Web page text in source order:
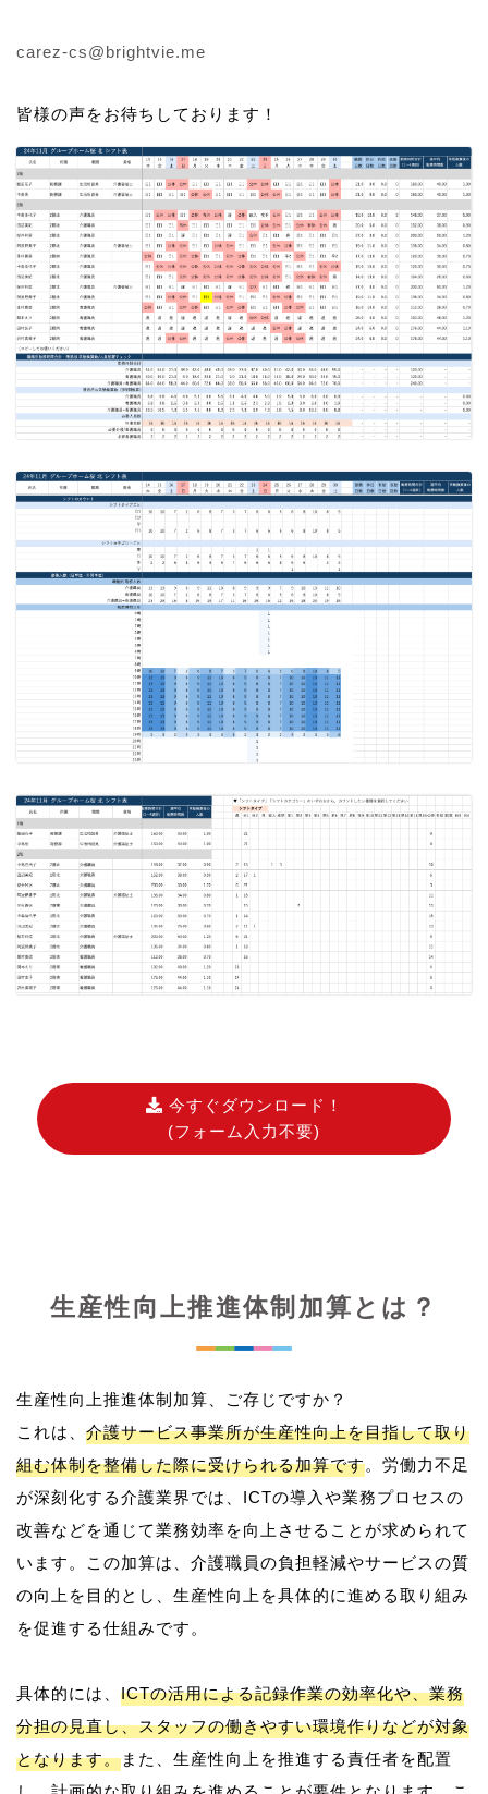
carez-cs@brightvie.me
皆様の声をお待ちしております！
今すぐダウンロード！
(フォーム入力不要)
生産性向上推進体制加算とは？
生産性向上推進体制加算、ご存じですか？
これは、 介護サービス事業所が生産性向上を目指して取り
組む体制を整備した際に受けられる加算です。労働力不足
が深刻化する介護業界では、ICTの導入や業務プロセスの
改善などを通じて業務効率を向上させることが求められて
います。この加算は、介護職員の負担軽減やサービスの質
の向上を目的とし、生産性向上を具体的に進める取り組み
を促進する仕組みです。
具体的には、 ICTの活用による記録作業の効率化や、業務
分担の見直し、スタッフの働きやすい環境作りなどが対象
となります。また、生産性向上を推進する責任者を配置